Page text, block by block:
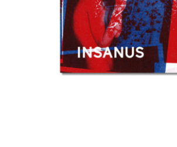
Minha conta
Política de privacidade
Termos e Condições